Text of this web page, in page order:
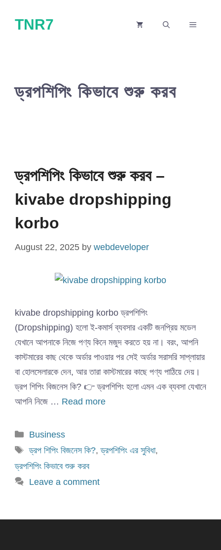
TNR7 MENU
ড্রপশিপিং কিভাবে শুরু করব
ড্রপশিপিং কিভাবে শুরু করব –
kivabe dropshipping
korbo
August 22, 2025 by webdeveloper
kivabe dropshipping korbo ড্রপশিপিং
(Dropshipping) হলো ই-কমার্স ব্যবসার একটি জনপ্রিয় মডেল
যেখানে আপনাকে নিজে পণ্য কিনে মজুদ করতে হয় না। বরং, আপনি
কাস্টমারের কাছ থেকে অর্ডার পাওয়ার পর সেই অর্ডার সরাসরি সাপ্লায়ার
বা হোলসেলারকে দেন, আর তারা কাস্টমারের কাছে পণ্য পাঠিয়ে দেয়।
ড্রপ শিপিং বিজনেস কি? 👉 ড্রপশিপিং হলো এমন এক ব্যবসা যেখানে
আপনি নিজে … Read more
Categories
Business
Tags
ড্রপ শিপিং বিজনেস কি?,ড্রপশিপিং এর সুবিধা,
ড্রপশিপিং কিভাবে শুরু করব
Leave a comment